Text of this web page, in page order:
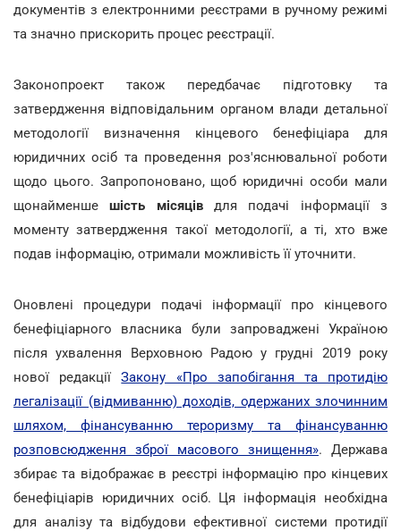
документів з електронними реєстрами в ручному режимі
та значно прискорить процес реєстрації.
Законопроект також передбачає підготовку та
затвердження відповідальним органом влади детальної
методології визначення кінцевого бенефіціара для
юридичних осіб та проведення роз'яснювальної роботи
щодо цього. Запропоновано, щоб юридичні особи мали
щонайменше шість місяцівдля подачі інформації з
моменту затвердження такої методології, а ті, хто вже
подав інформацію, отримали можливість її уточнити.
Оновлені процедури подачі інформації про кінцевого
бенефіціарного власника були запроваджені Україною
після ухвалення Верховною Радою у грудні 2019 року
нової редакціїЗакону «Про запобігання та протидію
легалізації (відмиванню) доходів, одержаних злочинним
шляхом, фінансуванню тероризму та фінансуванню
розповсюдження зброї масового знищення». Держава
збирає та відображає в реєстрі інформацію про кінцевих
бенефіціарів юридичних осіб. Ця інформація необхідна
для аналізу та відбудови ефективної системи протидії